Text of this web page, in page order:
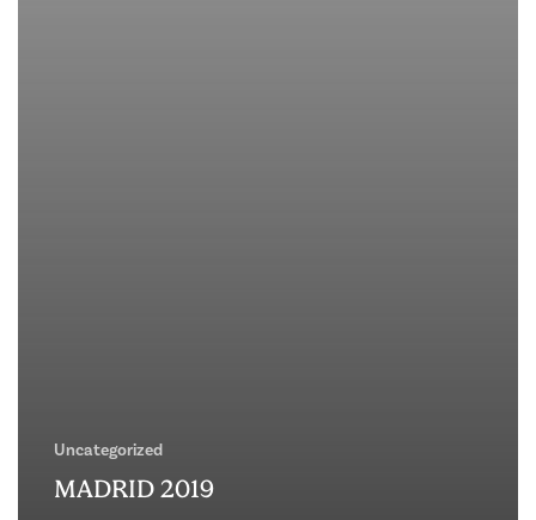
Uncategorized
MADRID 2019